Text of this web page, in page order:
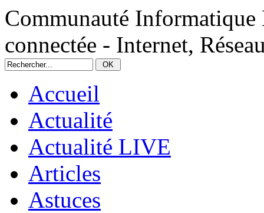
Communauté
connectée - Internet,
Accueil
Actualité
Actualité LIVE
Articles
Astuces